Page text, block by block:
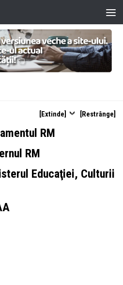
[Extinde] [Restrânge]
RM
RM
Educaţiei, Culturii